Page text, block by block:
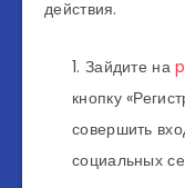
действия.
Зайдите на
кнопку
совершить
социальных